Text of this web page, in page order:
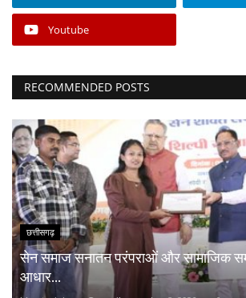
Youtube
RECOMMENDED POSTS
छत्तीसगढ़
सेन समाज सनातन परंपराओं और सामाजिक
आधार...